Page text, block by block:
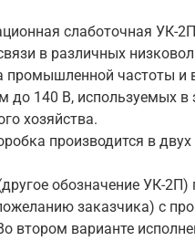
слаботочная УК-
в различных
промышленной частоты и
до 140 В, используемых
хозяйства.
производится в
обозначение УК-2П)
заказчика) с
втором варианте